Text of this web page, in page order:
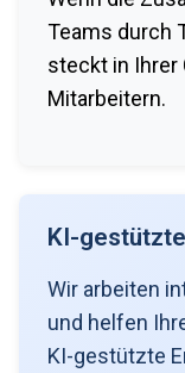
Teams durch
steckt in Ihrer
Mitarbeitern.
KI-
Wir arbeiten
und helfen
KI-gestützte